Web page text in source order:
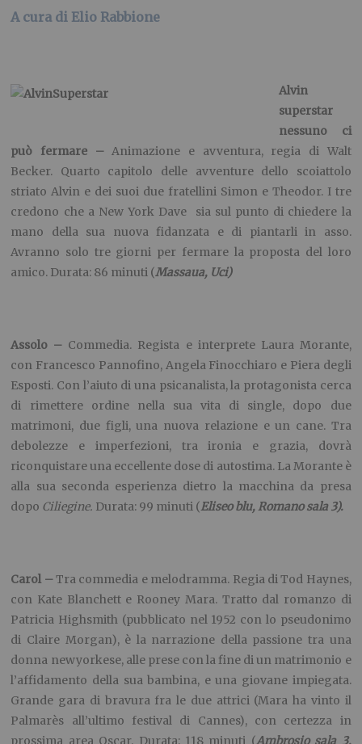
mano della sua nuova fidanzata e di piantarli in asso.
Commedia. Regista e interprete Laura Morante,
con Francesco Pannofino, Angela Finocchiaro e Piera degli
Esposti. Con l’aiuto di una psicanalista, la protagonista cerca
di rimettere ordine nella sua vita di single, dopo due
matrimoni, due figli, una nuova relazione e un cane. Tra
debolezze e imperfezioni, tra ironia e grazia, dovrà
riconquistare una eccellente dose di autostima. La Morante è
alla sua seconda esperienza dietro la macchina da presa
Tra commedia e melodramma. Regia di Tod Haynes,
con Kate Blanchett e Rooney Mara. Tratto dal romanzo di
Patricia Highsmith (pubblicato nel 1952 con lo pseudonimo
di Claire Morgan), è la narrazione della passione tra una
donna newyorkese, alle prese con la fine di un matrimonio e
l’affidamento della sua bambina, e una giovane impiegata.
Grande gara di bravura fra le due attrici (Mara ha vinto il
Palmarès all’ultimo festival di Cannes), con certezza in
prossima area Oscar. Durata: 118 minuti (
La corrispondenza – Drammatico. Regia di Giuseppe
Tornatore, con Jeremy Irons e Olga Kurylenko. Amy, una
giovane studentessa
universitaria, che sbarca il lunario
facendo la
stuntwoman
per la
televisione e il cinema, ha una relazione con il suo